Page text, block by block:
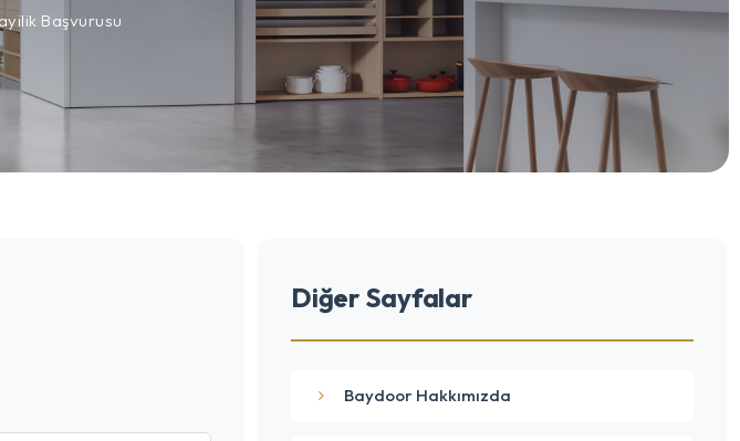
Başvurusu
Diğer Sayfalar
Baydoor Hakkımızda